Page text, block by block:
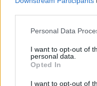
Personal Data
I want to opt-out of
personal data.
Opted In
I want to opt-out of
posługi, którą pełnicie,
czasownikakatēchein,
Oznacza to, że